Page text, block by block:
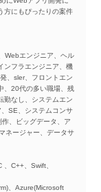
方にもぴったりの案件
Webエンジニア、ヘル
ンフラエンジニア、機
、sler、フロントエン
、20代の多い職場、残
勤なし、システムエン
SE、システムコンサ
、ビッグデータ、ア
ネージャー、データサ
C++、Swift、
、Azure(Microsoft